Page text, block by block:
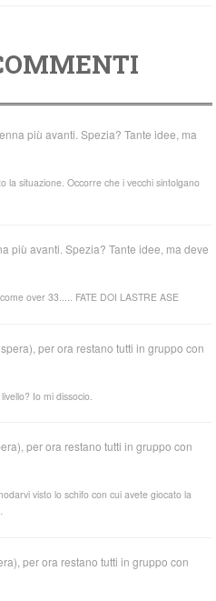
più avanti. Spezia? Tante idee, ma
la situazione. Occorre che i vecchi sintolgano
più avanti. Spezia? Tante idee, ma deve
over 33..... FATE DOI LASTRE ASE
per ora restano tutti in gruppo con
Io mi dissocio.
per ora restano tutti in gruppo con
visto lo schifo con cui avete giocato la
per ora restano tutti in gruppo con